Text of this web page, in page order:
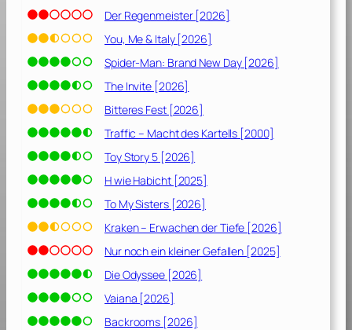
Der Regenmeister [2026]
You, Me & Italy [2026]
Spider-Man: Brand New Day [2026]
The Invite [2026]
Bitteres Fest [2026]
Traffic – Macht des Kartells [2000]
Toy Story 5 [2026]
H wie Habicht [2025]
To My Sisters [2026]
Kraken – Erwachen der Tiefe [2026]
Nur noch ein kleiner Gefallen [2025]
Die Odyssee [2026]
Vaiana [2026]
Backrooms [2026]